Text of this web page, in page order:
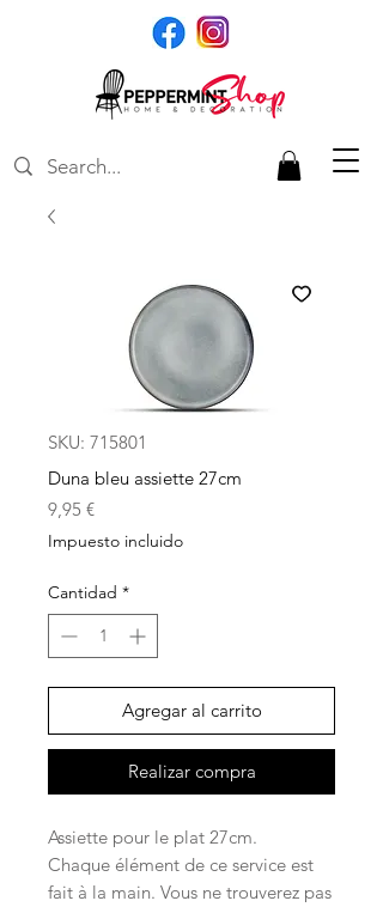
SKU: 715801
Duna bleu assiette 27cm
9,95 €Precio
Impuesto incluido
Cantidad *
Agregar al carrito
Realizar compra
Assiette pour le plat 27cm.
Chaque élément de ce service est
fait à la main. Vous ne trouverez pas